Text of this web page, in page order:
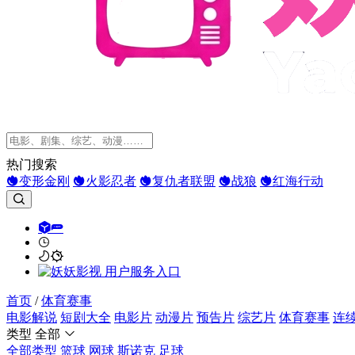
热门搜索
变形金刚
火影忍者 复仇者联盟 战狼 红海行动
首页 /体育赛事
电影解说 短剧大全 电影片 动漫片 预告片 综艺片 体育赛事 连
类型 全部
全部类型 篮球 网球 斯诺克 足球